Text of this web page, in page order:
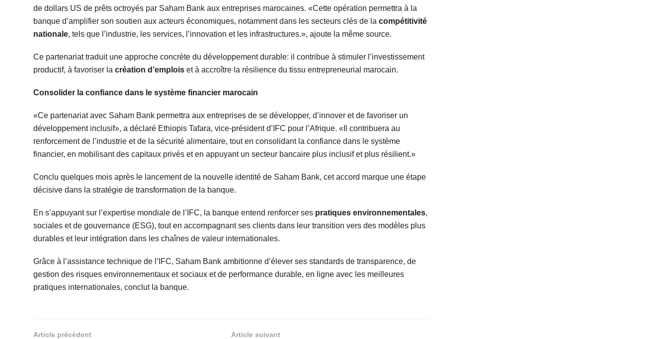
de dollars US de prêts octroyés par Saham Bank aux entreprises marocaines. «Cette opération permettra à la
banque d’amplifier son soutien aux acteurs économiques, notamment dans les secteurs clés de la compétitivité
nationale, tels que l’industrie, les services, l’innovation et les infrastructures.», ajoute la même source.
Ce partenariat traduit une approche concrète du développement durable: il contribue à stimuler l’investissement
productif, à favoriser la création d’emplois et à accroître la résilience du tissu entrepreneurial marocain.
Consolider la confiance dans le système financier marocain
«Ce partenariat avec Saham Bank permettra aux entreprises de se développer, d’innover et de favoriser un
développement inclusif», a déclaré Ethiopis Tafara, vice-président d’IFC pour l’Afrique. «Il contribuera au
renforcement de l’industrie et de la sécurité alimentaire, tout en consolidant la confiance dans le système
financier, en mobilisant des capitaux privés et en appuyant un secteur bancaire plus inclusif et plus résilient.»
Conclu quelques mois après le lancement de la nouvelle identité de Saham Bank, cet accord marque une étape
décisive dans la stratégie de transformation de la banque.
En s’appuyant sur l’expertise mondiale de l’IFC, la banque entend renforcer ses pratiques environnementales,
sociales et de gouvernance (ESG), tout en accompagnant ses clients dans leur transition vers des modèles plus
durables et leur intégration dans les chaînes de valeur internationales.
Grâce à l’assistance technique de l’IFC, Saham Bank ambitionne d’élever ses standards de transparence, de
gestion des risques environnementaux et sociaux et de performance durable, en ligne avec les meilleures
pratiques internationales, conclut la banque.
Article précédent Article suivant